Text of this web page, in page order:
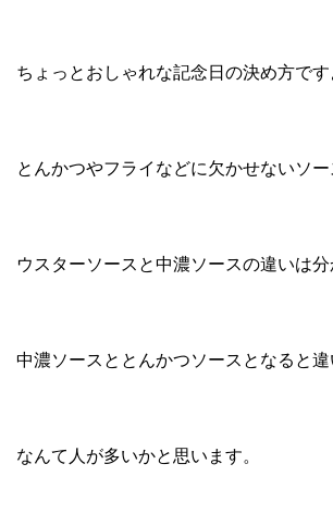
ちょっとおしゃれな記念日の決め方です
とんかつやフライなどに欠かせないソー
ウスターソースと中濃ソースの違いは分
中濃ソースととんかつソースとなると
なんて人が多いかと思います。